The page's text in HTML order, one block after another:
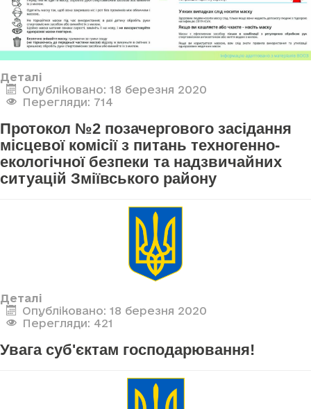
Деталі
Опубліковано: 18 березня 2020
Перегляди: 714
Протокол №2 позачергового засідання
місцевої комісії з питань техногенно-
екологічної безпеки та надзвичайних
ситуацій Зміївського району
Деталі
Опубліковано: 18 березня 2020
Перегляди: 421
Увага суб'єктам господарювання!